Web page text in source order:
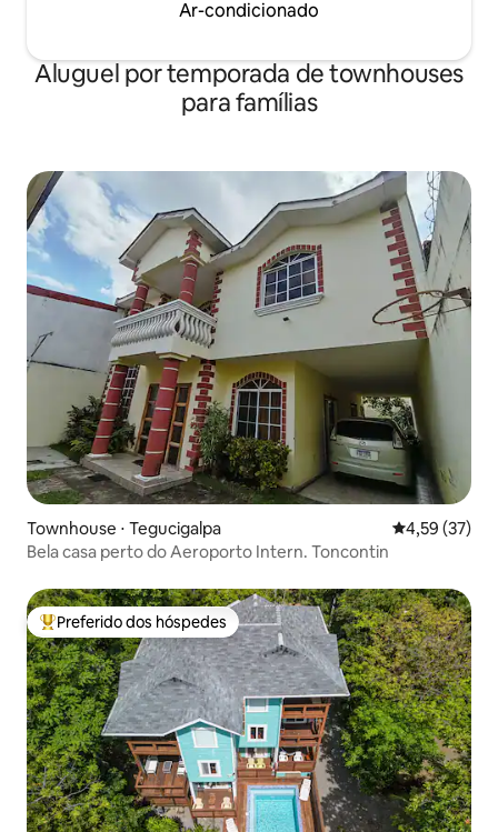
Ar-condicionado
Aluguel por temporada de townhouses
para famílias
Townhouse ⋅ Tegucigalpa 4,59 de uma
4,59 (37)
Bela casa perto do Aeroporto Intern. Toncontin
Entre os melhores preferidos dos hóspedes
Preferido dos hóspedes